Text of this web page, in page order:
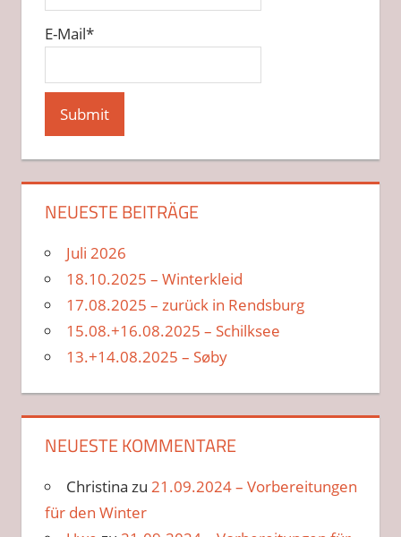
E-Mail*
NEUESTE BEITRÄGE
Juli 2026
18.10.2025 – Winterkleid
17.08.2025 – zurück in Rendsburg
15.08.+16.08.2025 – Schilksee
13.+14.08.2025 – Søby
NEUESTE KOMMENTARE
Christina zu 21.09.2024 – Vorbereitungen
für den Winter